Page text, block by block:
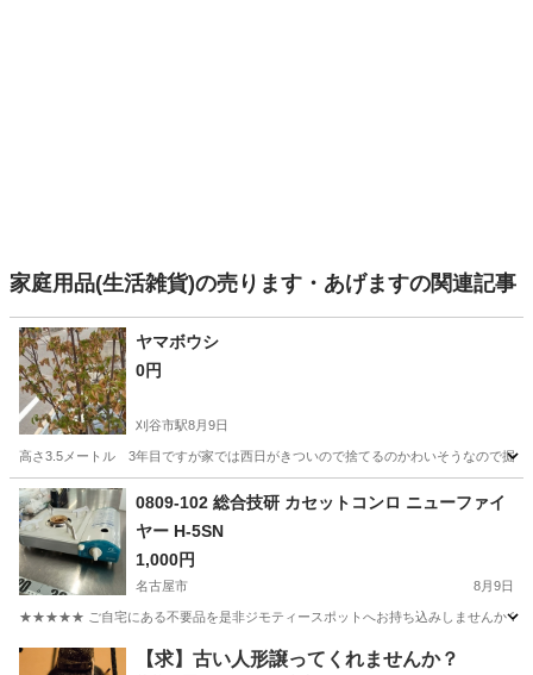
家庭用品(生活雑貨)の売ります・あげますの関連記事
ヤマボウシ
0円
刈谷市駅8月9日
高さ3.5メートル 3年目ですが家では西日がきついので捨てるのかわいそうなので掘
愛知 刈谷市 生活雑貨 ヤマボウシ
0809-102 総合技研 カセットコンロ ニューファイ
ヤー H-5SN
1,000円
名古屋市 8月9日
★★★★★ ご自宅にある不要品を是非ジモティースポットへお持ち込みしませんか？
愛知 名古屋市 調理器具 ファイヤー
【求】古い人形譲ってくれませんか？